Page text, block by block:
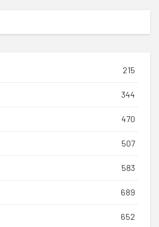
215
344
470
507
583
689
652